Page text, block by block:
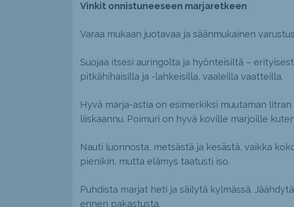
Vinkit onnistuneeseen marjaretkeen
Varaa mukaan juotavaa ja säänmukainen
Suojaa itsesi auringolta ja hyönteisiltä –
pitkähihaisilla ja -lahkeisilla, vaaleilla vaatteilla.
Hyvä marja-astia on esimerkiksi muutaman
liiskaannu. Poimuri on hyvä koville marjoille
Nauti luonnosta, metsästä ja kesästä, vaikka
pienikin, mutta elämys taatusti iso.
Puhdista marjat heti ja säilytä kylmässä.
ennen pakastusta.